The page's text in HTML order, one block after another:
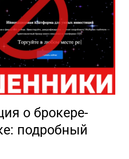
о брокере-
подробный